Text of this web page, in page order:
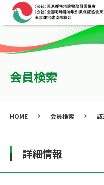
会員検索
HOME 会員検索 該
詳細情報